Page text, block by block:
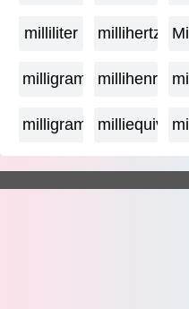
milliliter millihertz
milligrammemillihenry
milligram